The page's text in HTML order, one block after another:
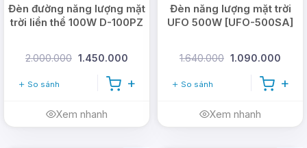
Đèn đường năng lượng mặt
trời liền thể 100W D-100PZ
2.000.000 1.450.000
So sánh
Xem nhanh
Đèn năng lượng mặt trời
UFO 500W [UFO-500SA]
1.640.000 1.090.000
So sánh
Xem nhanh